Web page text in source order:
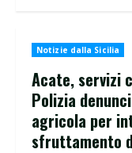
Notizie dalla Sicilia
Acate, servizi
Polizia
agricola per
sfruttamento